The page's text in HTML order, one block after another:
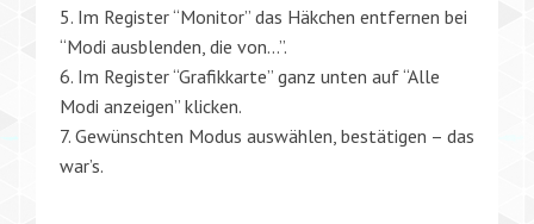
5. Im Register “Monitor” das Häkchen entfernen bei
“Modi ausblenden, die von…”.
6. Im Register “Grafikkarte” ganz unten auf “Alle
Modi anzeigen” klicken.
7. Gewünschten Modus auswählen, bestätigen – das
war’s.